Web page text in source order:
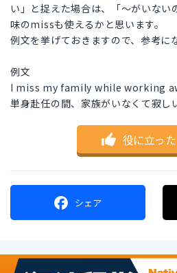
い」と捉えた場合は、「～がいない
味のmissも使えるかと思います。
例文を挙げておきますので、参考に
例文
I miss my family while working
単身赴任の間、家族がいなくて寂し
役に立った
シェア